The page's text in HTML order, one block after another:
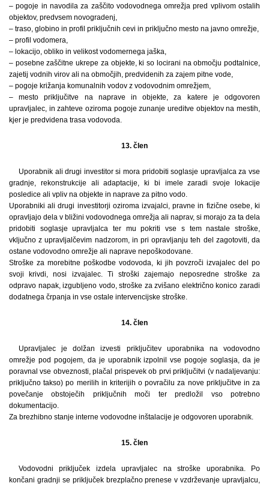
– pogoje in navodila za zaščito vodovodnega omrežja pred vplivom ostalih
objektov, predvsem novogradenj,
– traso, globino in profil priključnih cevi in priključno mesto na javno omrežje,
– profil vodomera,
– lokacijo, obliko in velikost vodomernega jaška,
– posebne zaščitne ukrepe za objekte, ki so locirani na območju podtalnice,
zajetij vodnih virov ali na območjih, predvidenih za zajem pitne vode,
– pogoje križanja komunalnih vodov z vodovodnim omrežjem,
– mesto priključitve na naprave in objekte, za katere je odgovoren
upravljalec, in zahteve oziroma pogoje zunanje ureditve objektov na mestih,
kjer je predvidena trasa vodovoda.
13. člen
Uporabnik ali drugi investitor si mora pridobiti soglasje upravljalca za vse
gradnje, rekonstrukcije ali adaptacije, ki bi imele zaradi svoje lokacije
posledice ali vpliv na objekte in naprave za pitno vodo.
Uporabniki ali drugi investitorji oziroma izvajalci, pravne in fizične osebe, ki
opravljajo dela v bližini vodovodnega omrežja ali naprav, si morajo za ta dela
pridobiti soglasje upravljalca ter mu pokriti vse s tem nastale stroške,
vključno z upravljalčevim nadzorom, in pri opravljanju teh del zagotoviti, da
ostane vodovodno omrežje ali naprave nepoškodovane.
Stroške za morebitne poškodbe vodovoda, ki jih povzroči izvajalec del po
svoji krivdi, nosi izvajalec. Ti stroški zajemajo neposredne stroške za
odpravo napak, izgubljeno vodo, stroške za zvišano električno konico zaradi
dodatnega črpanja in vse ostale intervencijske stroške.
14. člen
Upravljalec je dolžan izvesti priključitev uporabnika na vodovodno
omrežje pod pogojem, da je uporabnik izpolnil vse pogoje soglasja, da je
poravnal vse obveznosti, plačal prispevek ob prvi priključitvi (v nadaljevanju:
priključno takso) po merilih in kriterijih o povračilu za nove priključitve in za
povečanje obstoječih priključnih moči ter predložil vso potrebno
dokumentacijo.
Za brezhibno stanje interne vodovodne inštalacije je odgovoren uporabnik.
15. člen
Vodovodni priključek izdela upravljalec na stroške uporabnika. Po
končani gradnji se priključek brezplačno prenese v vzdrževanje upravljalcu,